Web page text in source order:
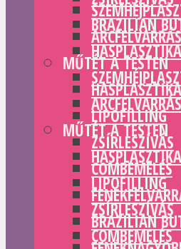
ARCFELVARRÁS
MŰTÉT A TESTEN
HASPLASZTIKA
LIPOFILLING
ZSÍRLESZÍVÁS
COMBEMELÉS
BRAZILIAN
BRAZILIAN
HASPLASZTIKA
ARCFELVARRÁS
MŰTÉT A TESTEN
HASPLASZTIKA
LIPOFILLING
ZSÍRLESZÍVÁS
COMBEMELÉS